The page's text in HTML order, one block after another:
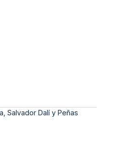
Salvador Dalí y Peñas